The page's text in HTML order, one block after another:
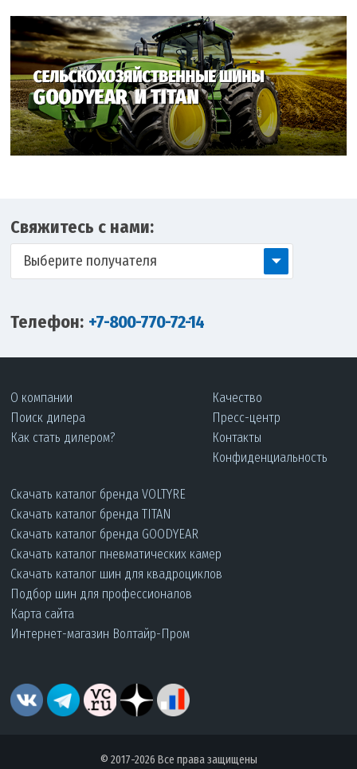
Свяжитесь с нами:
Выберите получателя
Телефон: +7-800-770-72-14
О компании
Поиск дилера
Как стать дилером?
Качество
Пресс-центр
Контакты
Конфиденциальность
Скачать каталог бренда VOLTYRE
Скачать каталог бренда TITAN
Скачать каталог бренда GOODYEAR
Скачать каталог пневматических камер
Скачать каталог шин для квадроциклов
Подбор шин для профессионалов
Карта сайта
Интернет-магазин Волтайр-Пром
© 2017-2026 Все права защищены